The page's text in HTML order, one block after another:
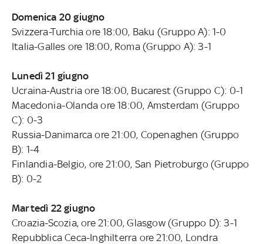
Domenica 20 giugno
Svizzera-Turchia ore 18:00, Baku (Gruppo A): 1-0
Italia-Galles ore 18:00, Roma (Gruppo A): 3-1
Lunedì 21 giugno
Ucraina-Austria ore 18:00, Bucarest (Gruppo C): 0-1
Macedonia-Olanda ore 18:00, Amsterdam (Gruppo
C): 0-3
Russia-Danimarca ore 21:00, Copenaghen (Gruppo
B): 1-4
Finlandia-Belgio, ore 21:00, San Pietroburgo (Gruppo
B): 0-2
Martedì 22 giugno
Croazia-Scozia, ore 21:00, Glasgow (Gruppo D): 3-1
Repubblica Ceca-Inghilterra ore 21:00, Londra